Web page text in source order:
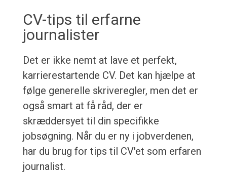
CV-tips til erfarne
journalister
Det er ikke nemt at lave et perfekt,
karrierestartende CV. Det kan hjælpe at
følge generelle skriveregler, men det er
også smart at få råd, der er
skræddersyet til din specifikke
jobsøgning. Når du er ny i jobverdenen,
har du brug for tips til CV'et som erfaren
journalist.